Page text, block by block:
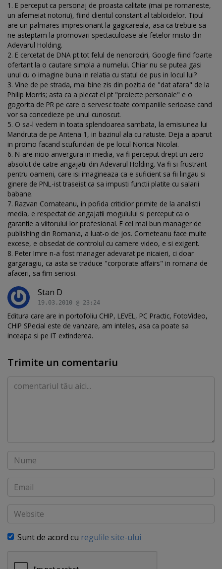
1. E perceput ca personaj de proasta calitate (mai pe romaneste,
un afemeiat notoriu), fiind clientul constant al tabloidelor. Tipul
are un palmares impresionant la gagicareala, asa ca trebuie sa
ne asteptam la promovari spectaculoase ale fetelor misto din
Adevarul Holding.
2. E cercetat de DNA pt tot felul de nenorociri, Google fiind foarte
ofertant la o cautare simpla a numelui. Chiar nu se putea gasi
unul cu o imagine buna in relatia cu statul de pus in locul lui?
3. Vine de pe strada, mai bine zis din pozitia de "dat afara" de la
Philip Morris; asta ca a plecat el pt "proiecte personale" e o
gogorita de PR pe care o servesc toate companiile serioase cand
vor sa concedieze pe unul cunoscut.
5. O sa-l vedem in toata splendoarea sambata, la emisiunea lui
Mandruta de pe Antena 1, in bazinul ala cu ratuste. Deja a aparut
in promo facand scufundari de pe locul Noricai Nicolai.
6. N-are nicio anvergura in media, va fi perceput drept un zero
absolut de catre angajatii din Adevarul Holding. Va fi si frustrant
pentru oameni, care isi imagineaza ca e suficient sa fii lingau si
ginere de PNL-ist traseist ca sa impusti functii platite cu salarii
babane.
7. Razvan Cornateanu, in pofida criticilor primite de la analistii
media, e respectat de angajatii mogulului si perceput ca o
garantie a viitorului lor profesional. E cel mai bun manager de
publishing din Romania, a luat-o de jos. Corneteanu face multe
excese, e obsedat de controlul cu camere video, e si exigent.
8. Peter Imre n-a fost manager adevarat pe nicaieri, ci doar
gargaragiu, ca asta se traduce "corporate affairs" in romana de
afaceri, sa fim seriosi.
Stan D
19.03.2010 @ 23:24
Editura care are in portofoliu CHIP, LEVEL, PC Practic, FotoVideo,
CHIP SPecial este de vanzare, am inteles, asa ca poate sa
inceapa si pe IT extinderea.
Trimite un comentariu
Comentariu
Nume
Email
Website
Sunt de acord cu regulile site-ului